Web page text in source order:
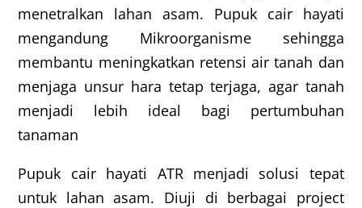
menetralkan lahan asam. Pupuk cair hayati
mengandung Mikroorganisme sehingga
membantu meningkatkan retensi air tanah dan
menjaga unsur hara tetap terjaga, agar tanah
menjadi lebih ideal bagi pertumbuhan
tanaman
Pupuk cair hayati ATR menjadi solusi tepat
untuk lahan asam. Diuji di berbagai project